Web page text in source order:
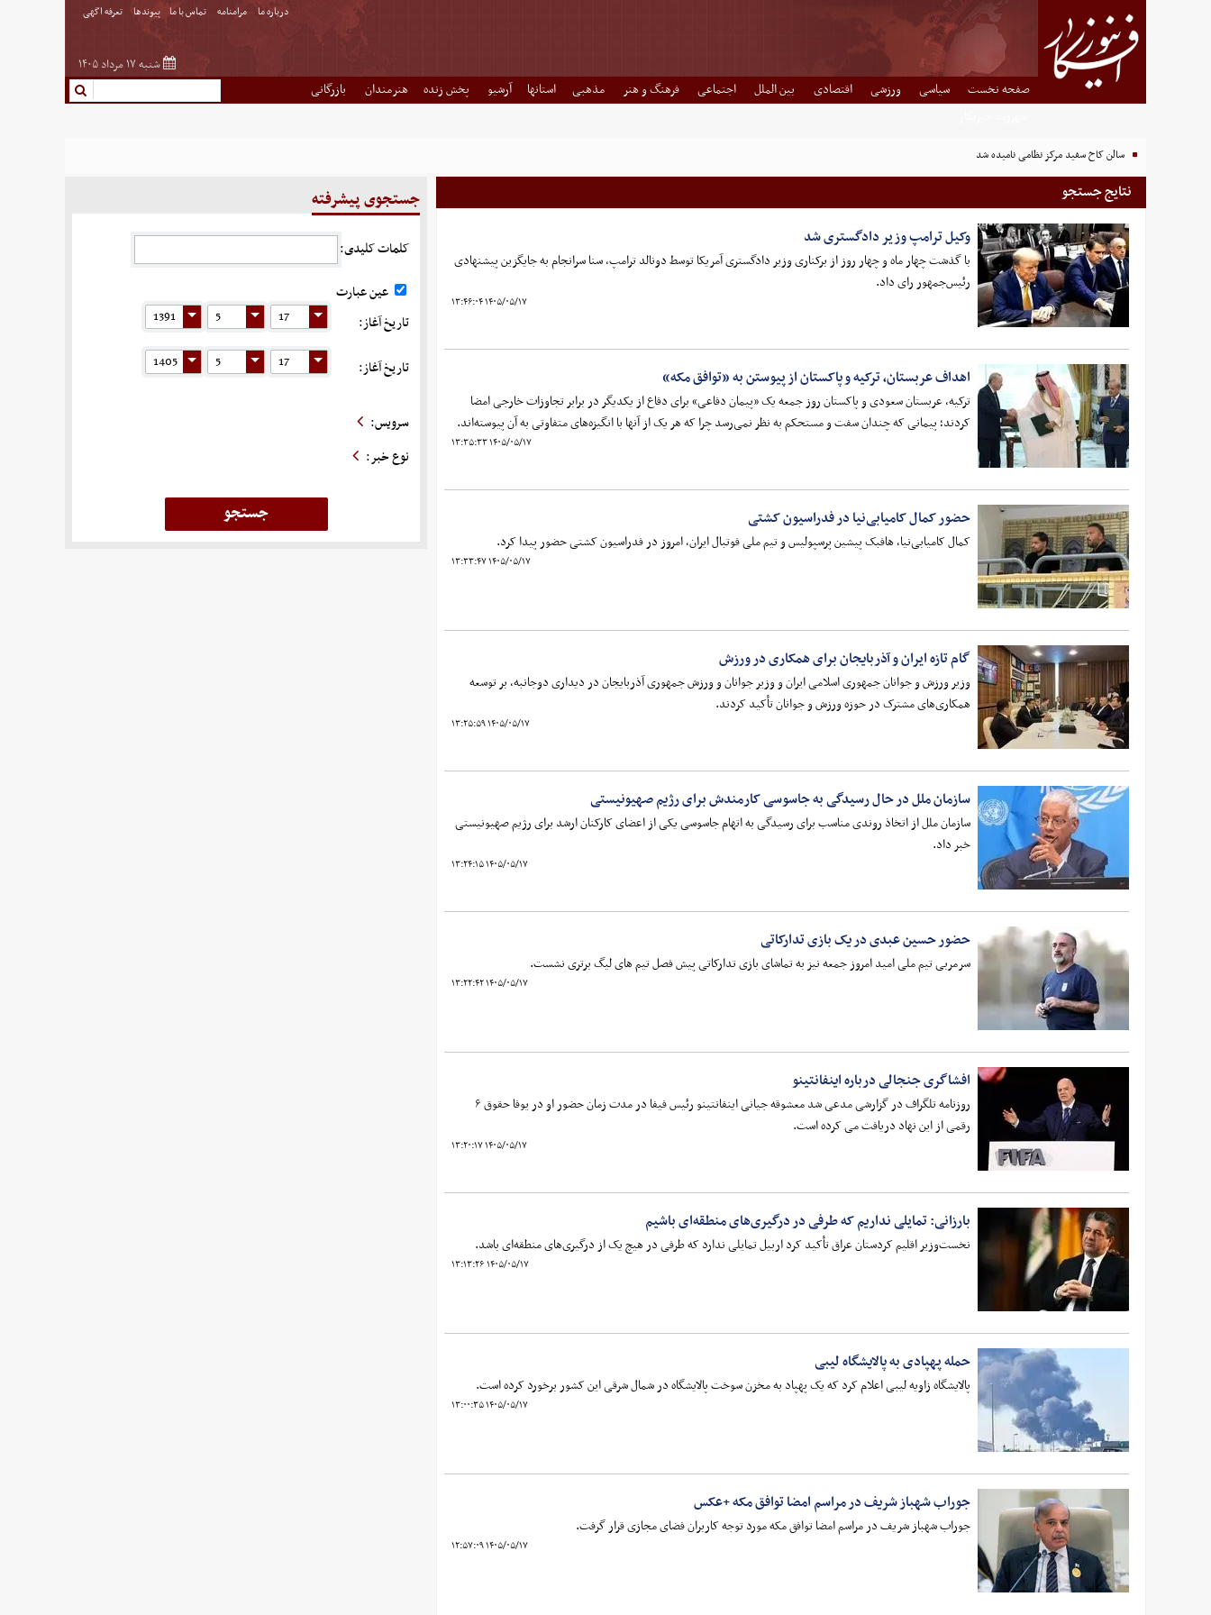
درباره ما مرامنامه تماس با ما پیوندها تعرفه اگهی
شنبه ۱۷ مرداد ۱۴۰۵
صفحه نخست سیاسی ورزشی اقتصادی بین الملل اجتماعی فرهنگ و هنر مذهبی استانها آرشیو پخش زنده هنرمندان
بازرگانی
سالن کاخ سفید مرکز نظامی نامیده شد
نتایج جستجو
وکیل ترامپ وزیر دادگستری شد
با گذشت چهار ماه و چهار روز از برکناری وزیر دادگستری آمریکا توسط دونالد ترامپ، سنا سرانجام به جایگزین پیشنهادی
رئیس‌جمهور رای داد.
۱۴۰۵/۰۵/۱۷ ۱۳:۴۶:۰۴
اهداف عربستان، ترکیه و پاکستان از پیوستن به «توافق مکه»
ترکیه، عربستان سعودی و پاکستان روز جمعه یک «پیمان دفاعی» برای دفاع از یکدیگر در برابر تجاوزات خارجی امضا
کردند؛ پیمانی که چندان سفت و مستحکم به نظر نمی‌رسد چرا که هر یک از آنها با انگیزه‌های متفاوتی به آن پیوسته‌اند.
۱۴۰۵/۰۵/۱۷ ۱۳:۳۵:۳۳
حضور کمال کامیابی‌نیا در فدراسیون کشتی
کمال کامیابی‌نیا، هافبک پیشین پرسپولیس و تیم ملی فوتبال ایران، امروز در فدراسیون کشتی حضور پیدا کرد.
۱۴۰۵/۰۵/۱۷ ۱۳:۳۳:۴۷
گام تازه ایران و آذربایجان برای همکاری در ورزش
وزیر ورزش و جوانان جمهوری اسلامی ایران و وزیر جوانان و ورزش جمهوری آذربایجان در دیداری دوجانبه، بر توسعه
همکاری‌های مشترک در حوزه ورزش و جوانان تأکید کردند.
۱۴۰۵/۰۵/۱۷ ۱۳:۲۵:۵۹
سازمان ملل در حال رسیدگی به جاسوسی کارمندش برای رژیم صهیونیستی
سازمان ملل از اتخاذ روندی مناسب برای رسیدگی به اتهام جاسوسی یکی از اعضای کارکنان ارشد برای رژیم صهیونیستی
خبر داد.
۱۴۰۵/۰۵/۱۷ ۱۳:۲۴:۱۵
حضور حسین عبدی در یک بازی تدارکاتی
سرمربی تیم ملی امید امروز جمعه نیز به تماشای بازی تدارکاتی پیش فصل تیم های لیگ برتری نشست.
۱۴۰۵/۰۵/۱۷ ۱۳:۲۲:۴۲
افشاگری جنجالی درباره اینفانتینو
روزنامه تلگراف در گزارشی مدعی شد معشوقه جیانی اینفانتینو رئیس فیفا در مدت زمان حضور او در یوفا حقوق ۶
رقمی از این نهاد دریافت می کرده است.
۱۴۰۵/۰۵/۱۷ ۱۳:۲۰:۱۷
بارزانی: تمایلی نداریم که طرفی در درگیری‌های منطقه‌ای باشیم
نخست‌وزیر اقلیم کردستان عراق تأکید کرد اربیل تمایلی ندارد که طرفی در هیچ ‌یک از درگیری‌های منطقه‌ای باشد.
۱۴۰۵/۰۵/۱۷ ۱۳:۱۳:۲۶
حمله پهپادی به پالایشگاه لیبی
پالایشگاه زاویه لیبی اعلام کرد که یک پهپاد به مخزن سوخت پالایشگاه در شمال شرقی این کشور برخورد کرده است.
۱۴۰۵/۰۵/۱۷ ۱۳:۰۰:۳۵
جوراب‌ شهباز شریف در مراسم امضا توافق‌ مکه +عکس
جوراب‌ شهباز شریف در مراسم امضا توافق‌ مکه مورد توجه کاربران فضای مجازی قرار گرفت.
۱۴۰۵/۰۵/۱۷ ۱۲:۵۷:۰۹
جستجوی پیشرفته
کلمات کلیدی:
عین عبارت
تاریخ آغاز:
تاریخ آغاز:
سرویس:
نوع خبر: